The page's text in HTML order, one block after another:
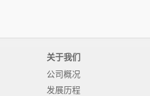
关于我们
公司概况
发展历程